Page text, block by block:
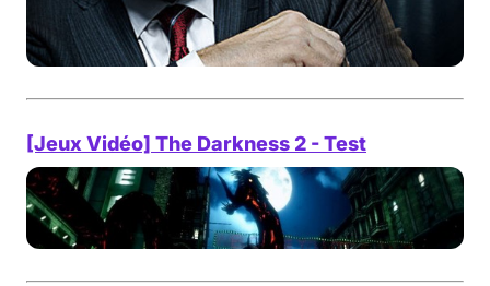
[Jeux Vidéo] The Darkness 2 - Test